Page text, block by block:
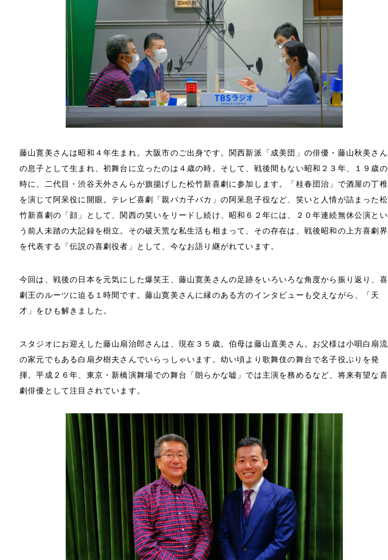
藤山寛美さんは昭和４年生まれ。大阪市のご出身です。関西新派「成美団」の俳優・藤山秋美さん
の息子として生まれ、初舞台に立ったのは４歳の時。そして、戦後間もない昭和２３年、１９歳の
時に、二代目・渋谷天外さんらが旗揚げした松竹新喜劇に参加します。「桂春団治」で酒屋の丁稚
を演じて阿呆役に開眼。テレビ喜劇「親バカ子バカ」の阿呆息子役など、笑いと人情が詰まった松
竹新喜劇の「顔」として、関西の笑いをリードし続け、昭和６２年には、２０年連続無休公演とい
う前人未踏の大記録を樹立。その破天荒な私生活も相まって、その存在は、戦後昭和の上方喜劇界
を代表する「伝説の喜劇役者」として、今なお語り継がれています。
今回は、戦後の日本を元気にした爆笑王、藤山寛美さんの足跡をいろいろな角度から振り返り、喜
劇王のルーツに迫る１時間です。藤山寛美さんに縁のある方のインタビューも交えながら、「天
才」をひも解きました。
スタジオにお迎えした藤山扇治郎さんは、現在３５歳。伯母は藤山直美さん。お父様は小唄白扇流
の家元でもある白扇夕樹夫さんでいらっしゃいます。幼い頃より歌舞伎の舞台で名子役ぶりを発
揮。平成２６年、東京・新橋演舞場での舞台「朗らかな嘘」では主演を務めるなど、将来有望な喜
劇俳優として注目されています。